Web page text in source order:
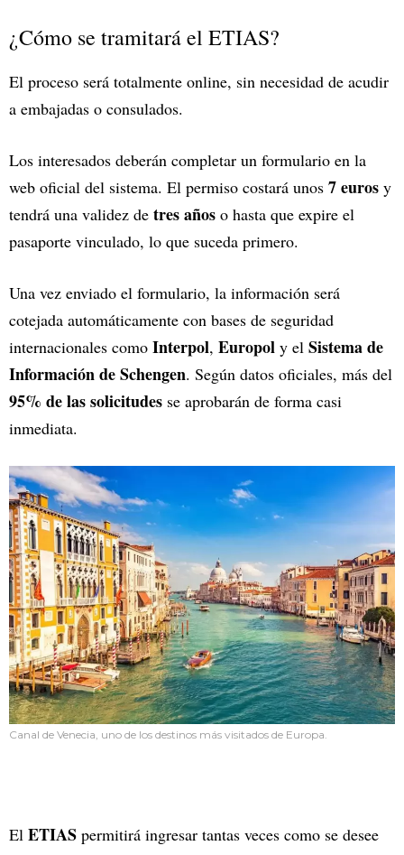
¿Cómo se tramitará el ETIAS?
El proceso será totalmente online, sin necesidad de acudir
a embajadas o consulados.
Los interesados deberán completar un formulario en la
web oficial del sistema. El permiso costará unos 7 euros y
tendrá una validez de tres años o hasta que expire el
pasaporte vinculado, lo que suceda primero.
Una vez enviado el formulario, la información será
cotejada automáticamente con bases de seguridad
internacionales como Interpol, Europol y el Sistema de
Información de Schengen. Según datos oficiales, más del
95% de las solicitudes se aprobarán de forma casi
inmediata.
Canal de Venecia, uno de los destinos más visitados de Europa.
El ETIAS permitirá ingresar tantas veces como se desee